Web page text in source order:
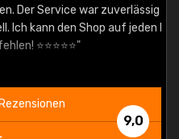
Service war zuverlässig und
den Shop auf jeden Fall
9,0
Rezensionen